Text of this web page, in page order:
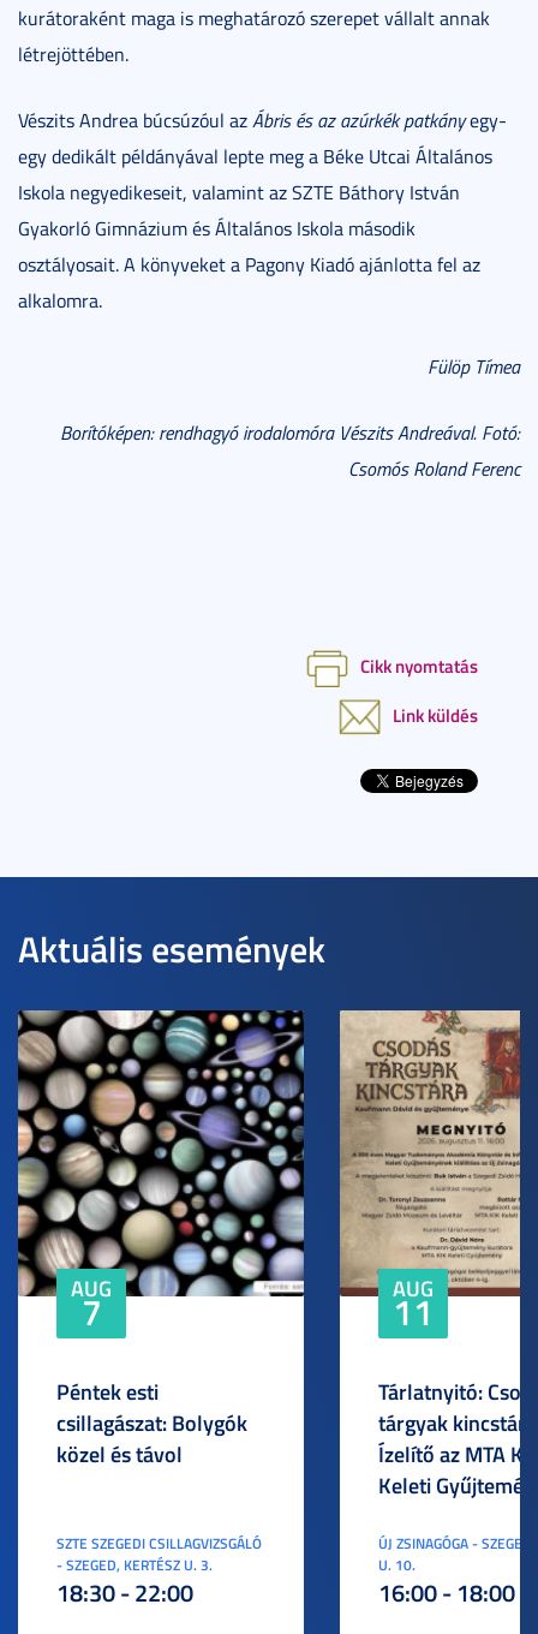
kurátoraként maga is meghatározó szerepet vállalt annak
létrejöttében.
Vészits Andrea búcsúzóul azÁbris és az azúrkék patkányegy-
egy dedikált példányával lepte meg a Béke Utcai Általános
Iskola negyedikeseit, valamint az SZTE Báthory István
Gyakorló Gimnázium és Általános Iskola második
osztályosait. A könyveket a Pagony Kiadó ajánlotta fel az
alkalomra.
Fülöp Tímea
Borítóképen: rendhagyó irodalomóra Vészits Andreával. Fotó:
Csomós Roland Ferenc
Cikk nyomtatás
Link küldés
Aktuális események
AUG
7
Péntek esti
csillagászat: Bolygók
közel és távol
SZTE SZEGEDI CSILLAGVIZSGÁLÓ
- SZEGED, KERTÉSZ U. 3.
18:30 - 22:00
AUG
11
Tárlatnyitó:
tárgyak
Ízelítő az MTA
Keleti
ÚJ ZSINAGÓGA -
U. 10.
16:00 - 18:00